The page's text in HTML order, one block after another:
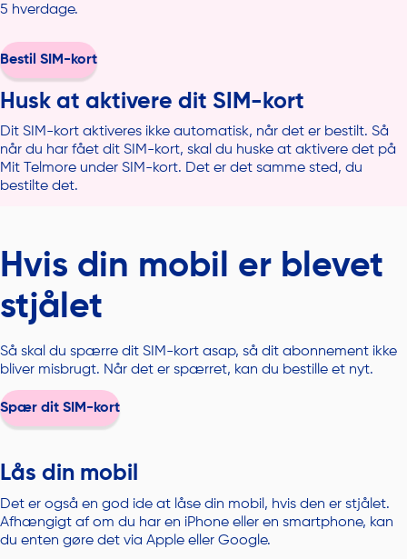
5 hverdage.
Bestil SIM-kort
Husk at aktivere dit SIM-kort
Dit SIM-kort aktiveres ikke automatisk, når det er bestilt. Så
når du har fået dit SIM-kort, skal du huske at aktivere det på
Mit Telmore under SIM-kort. Det er det samme sted, du
bestilte det.
Hvis din mobil er blevet
stjålet
Så skal du spærre dit SIM-kort asap, så dit abonnement ikke
bliver misbrugt. Når det er spærret, kan du bestille et nyt.
Spær dit SIM-kort
Lås din mobil
Det er også en god ide at låse din mobil, hvis den er stjålet.
Afhængigt af om du har en iPhone eller en smartphone, kan
du enten gøre det via Apple eller Google.